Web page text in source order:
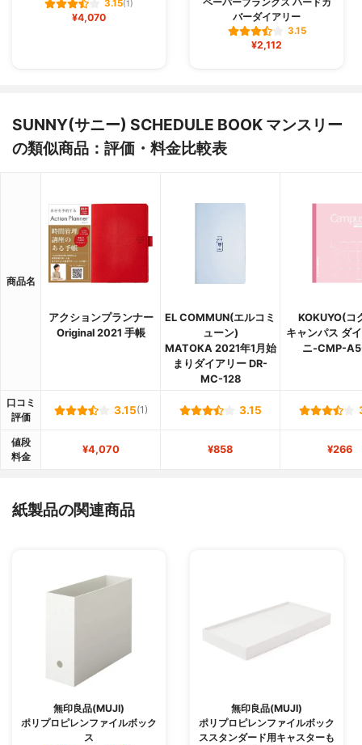
3.15(1)
¥4,070
バーダイアリー
3.15
¥2,112
SUNNY(サニー) SCHEDULE BOOK マンスリー
の類似商品：評価・料金比較表
商品名
アクションプランナー
Original 2021 手帳
EL COMMUN(エルコミ
ューン)
MATOKA 2021年1月始
まりダイアリー DR-
MC-128
KOKUYO(コ
キャンパス ダ
ニ-CMP-
口コミ
評価
3.15(1) 3.15
値段
料金
¥4,070 ¥858 ¥266
紙製品の関連商品
無印良品(MUJI)
ポリプロピレンファイルボック
ス
無印良品(MUJI)
ポリプロピレンファイルボック
ススタンダード用キャスターも